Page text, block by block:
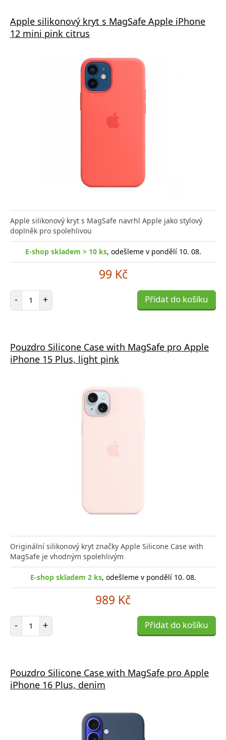
Apple silikonový kryt s MagSafe Apple iPhone
12 mini pink citrus
Apple silikonový kryt s MagSafe navrhl Apple jako stylový
doplněk pro spolehlivou
E-shop skladem > 10 ks, odešleme v pondělí 10. 08.
99 Kč
- Počet položek
+ Přidat do košíku
Pouzdro Silicone Case with MagSafe pro Apple
iPhone 15 Plus, light pink
Originální silikonový kryt značky Apple Silicone Case with
MagSafe je vhodným spolehlivým
E-shop skladem 2 ks, odešleme v pondělí 10. 08.
989 Kč
- Počet položek
+ Přidat do košíku
Pouzdro Silicone Case with MagSafe pro Apple
iPhone 16 Plus, denim